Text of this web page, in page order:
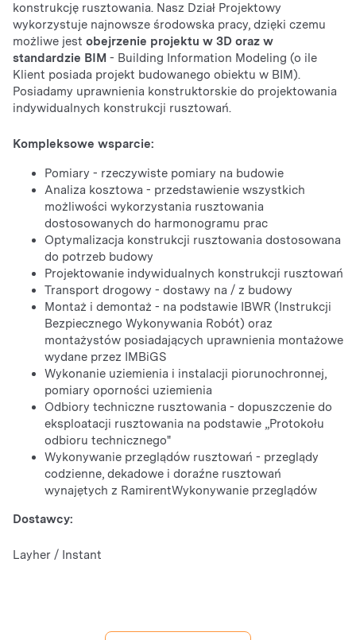
konstrukcję rusztowania. Nasz Dział Projektowy
wykorzystuje najnowsze środowska pracy, dzięki czemu
możliwe jest obejrzenie projektu w 3D oraz w
standardzie BIM - Building Information Modeling (o ile
Klient posiada projekt budowanego obiektu w BIM).
Posiadamy uprawnienia konstruktorskie do projektowania
indywidualnych konstrukcji rusztowań.
Kompleksowe wsparcie:
Pomiary - rzeczywiste pomiary na budowie
Analiza kosztowa - przedstawienie wszystkich
możliwości wykorzystania rusztowania
dostosowanych do harmonogramu prac
Optymalizacja konstrukcji rusztowania dostosowana
do potrzeb budowy
Projektowanie indywidualnych konstrukcji rusztowań
Transport drogowy - dostawy na / z budowy
Montaż i demontaż - na podstawie IBWR (Instrukcji
Bezpiecznego Wykonywania Robót) oraz
montażystów posiadających uprawnienia montażowe
wydane przez IMBiGS
Wykonanie uziemienia i instalacji piorunochronnej,
pomiary oporności uziemienia
Odbiory techniczne rusztowania - dopuszczenie do
eksploatacji rusztowania na podstawie „Protokołu
odbioru technicznego"
Wykonywanie przeglądów rusztowań - przeglądy
codzienne, dekadowe i doraźne rusztowań
wynajętych z RamirentWykonywanie przeglądów
Dostawcy:
Layher / Instant